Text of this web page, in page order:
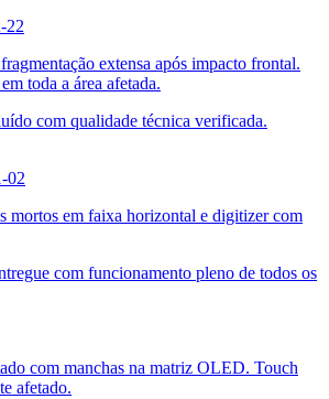
22
extensa após impacto frontal.
toda a área afetada.
com qualidade técnica verificada.
02
mortos em faixa horizontal e digitizer com
com funcionamento pleno de todos os
com manchas na matriz OLED. Touch
afetado.